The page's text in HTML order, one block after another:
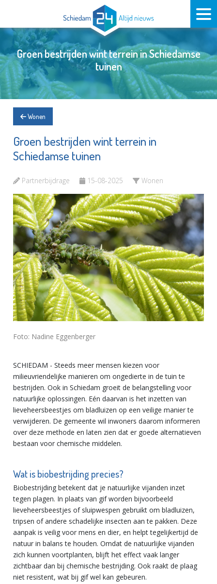
Groen bestrijden wint terrein in Schiedamse
tuinen
Wonen
Groen bestrijden wint terrein in
Schiedamse tuinen
Partnerbijdrage 15-08-2025 Wonen
Foto: Nadine Eggenberger
SCHIEDAM - Steeds meer mensen kiezen voor
milieuvriendelijke manieren om ongedierte in de tuin te
bestrijden. Ook in Schiedam groeit de belangstelling voor
natuurlijke oplossingen. Eén daarvan is het inzetten van
lieveheersbeestjes om bladluizen op een veilige manier te
verwijderen. De gemeente wil inwoners daarom informeren
over deze methode en laten zien dat er goede alternatieven
bestaan voor chemische middelen.
Wat is biobestrijding precies?
Biobestrijding betekent dat je natuurlijke vijanden inzet
tegen plagen. In plaats van gif worden bijvoorbeeld
lieveheersbeestjes of sluipwespen gebruikt om bladluizen,
tripsen of andere schadelijke insecten aan te pakken. Deze
aanpak is veilig voor mens en dier, en helpt tegelijkertijd de
natuur in balans te houden. Omdat de natuurlijke vijanden
zich kunnen voortplanten, blijft het effect vaak langer
zichtbaar dan bij chemische bestrijding. Ook raakt de plaag
niet resistent, wat bij gif wel kan gebeuren.